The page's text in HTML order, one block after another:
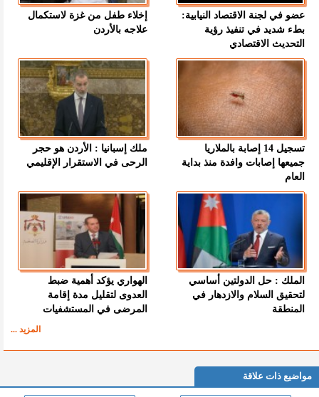
عضو في لجنة الاقتصاد النيابية:
بطء شديد في تنفيذ رؤية
التحديث الاقتصادي
إخلاء طفل من غزة لاستكمال
علاجه بالأردن
تسجيل 14 إصابة بالملاريا
جميعها إصابات وافدة منذ بداية
العام
ملك إسبانيا : الأردن هو حجر
الرحى في الاستقرار الإقليمي
الملك : حل الدولتين أساسي
لتحقيق السلام والازدهار في
المنطقة
الهواري يؤكد أهمية ضبط
العدوى لتقليل مدة إقامة
المرضى في المستشفيات
المزيد ...
مواضيع ذات علاقة